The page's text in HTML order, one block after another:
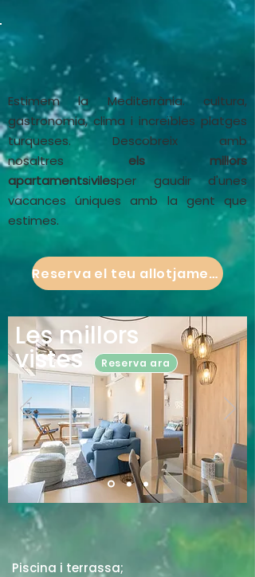
Estimem la Mediterrània. cultura,
gastronomia, clima i increïbles platges
turqueses. Descobreix amb
nosaltres els millors
apartamentsivilesper gaudir d'unes
vacances úniques amb la gent que
estimes.
Reserva el teu allotjament
Les millors
vistes Reserva ara
Piscina i terrassa;